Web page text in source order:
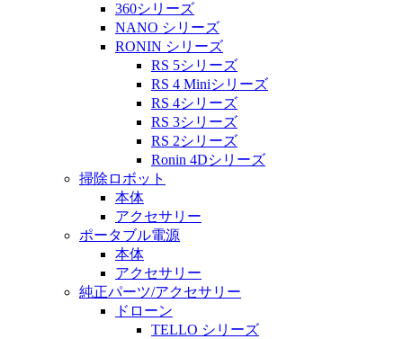
360シリーズ
NANO シリーズ
RONIN シリーズ
RS 5シリーズ
RS 4 Miniシリーズ
RS 4シリーズ
RS 3シリーズ
RS 2シリーズ
Ronin 4Dシリーズ
掃除ロボット
本体
アクセサリー
ポータブル電源
本体
アクセサリー
純正パーツ/アクセサリー
ドローン
TELLO シリーズ